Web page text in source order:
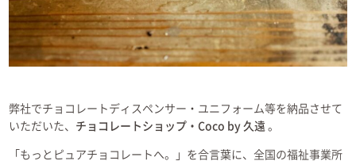
弊社でチョコレートディスペンサー・ユニフォーム等を納品させて
いただいた、 チョコレートショップ・Coco by 久遠。
「もっとピュアチョコレートへ。」を合言葉に、全国の福祉事業所